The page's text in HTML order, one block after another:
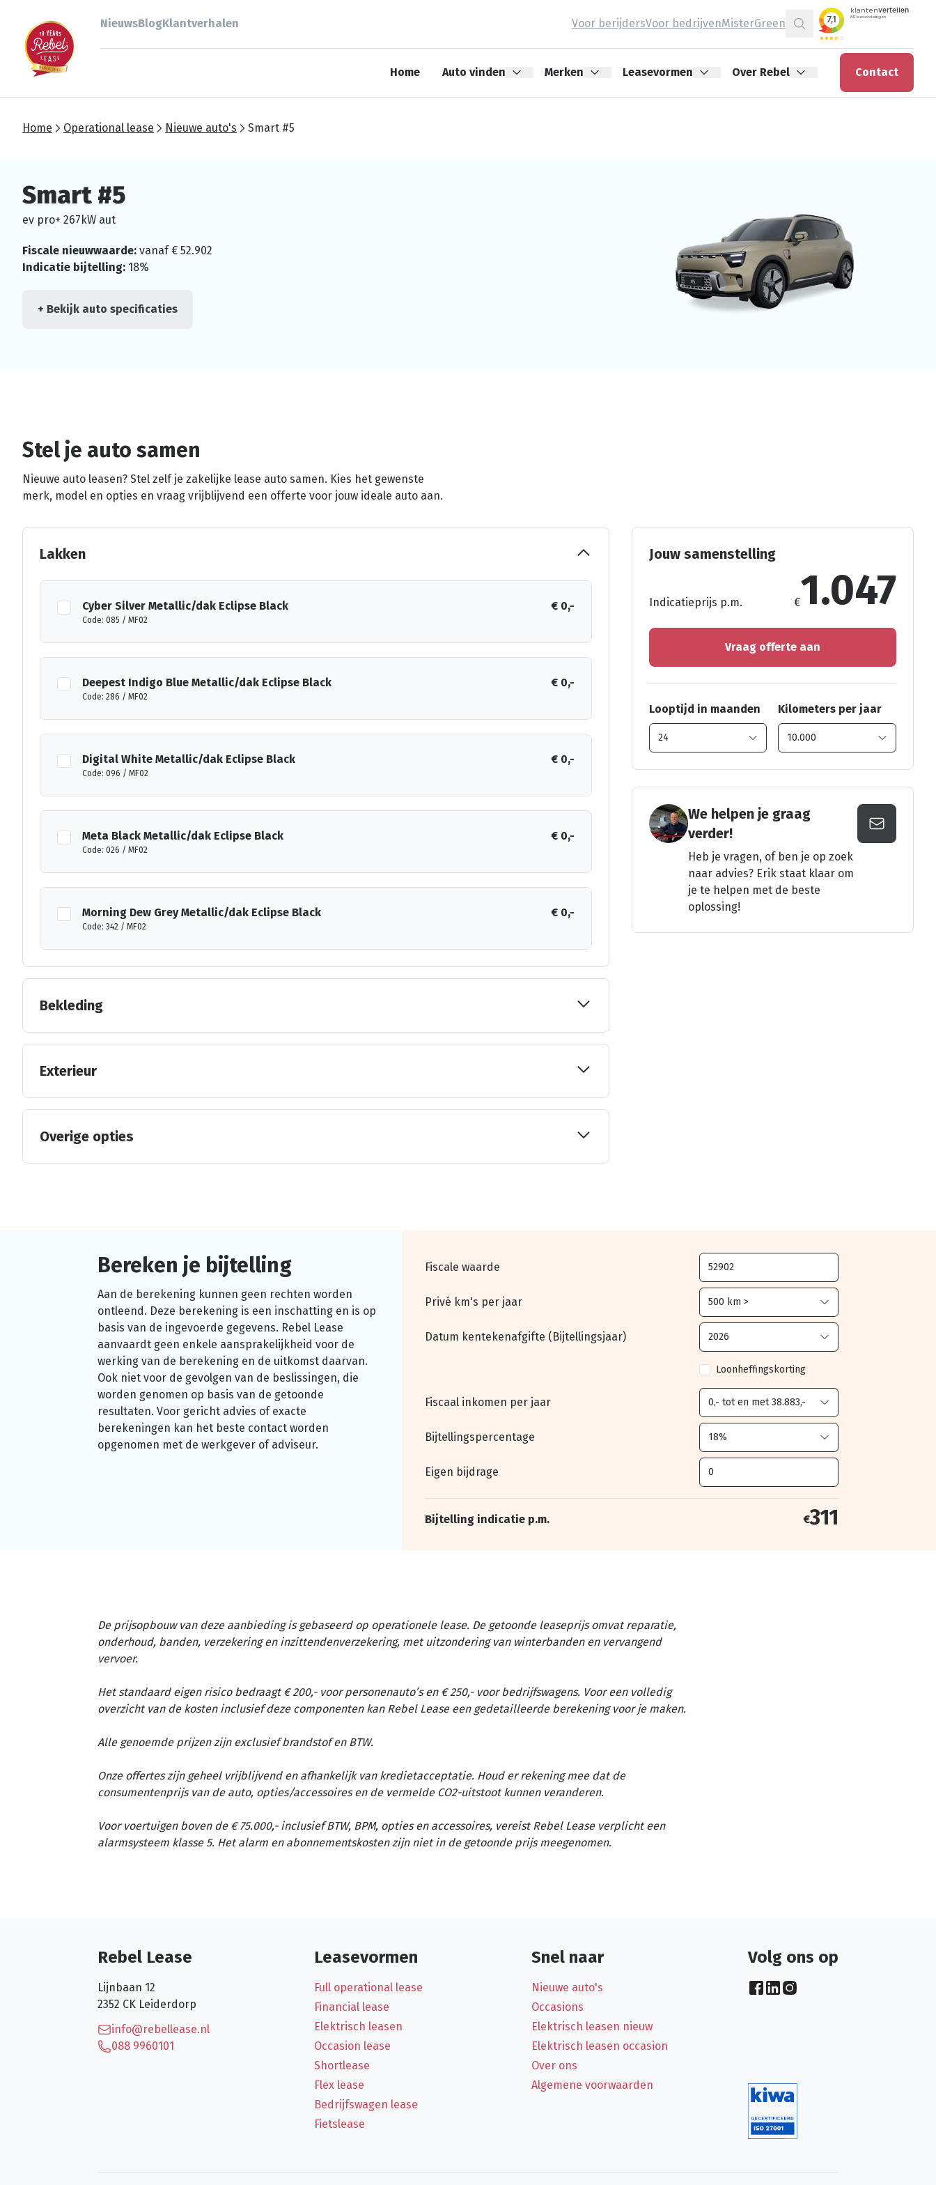
NieuwsBlogKlantverhalen Voor berijdersVoor bedrijvenMisterGreen
Zoeken
Home Auto vinden Merken Leasevormen Over Rebel Contact
Home Operational lease Nieuwe auto's Smart #5
Smart #5
ev pro+ 267kW aut
Fiscale nieuwwaarde: vanaf € 52.902
Indicatie bijtelling: 18%
+ Bekijk auto specificaties
Stel je auto samen
Nieuwe auto leasen? Stel zelf je zakelijke lease auto samen. Kies het gewenste
merk, model en opties en vraag vrijblijvend een offerte voor jouw ideale auto aan.
Lakken
Cyber Silver Metallic/dak Eclipse Black
Code: 085 / MF02
€ 0,-
Deepest Indigo Blue Metallic/dak Eclipse Black
Code: 286 / MF02
€ 0,-
Digital White Metallic/dak Eclipse Black
Code: 096 / MF02
€ 0,-
Meta Black Metallic/dak Eclipse Black
Code: 026 / MF02
€ 0,-
Morning Dew Grey Metallic/dak Eclipse Black
Code: 342 / MF02
€ 0,-
Bekleding
Exterieur
Overige opties
Jouw samenstelling
Indicatieprijs p.m. €1.047
Vraag offerte aan
Looptijd in maanden Kilometers per jaar
We helpen je graag
verder!
Heb je vragen, of ben je op zoek
naar advies? Erik staat klaar om
je te helpen met de beste
oplossing!
Bereken je bijtelling
Aan de berekening kunnen geen rechten worden
ontleend. Deze berekening is een inschatting en is op
basis van de ingevoerde gegevens. Rebel Lease
aanvaardt geen enkele aansprakelijkheid voor de
werking van de berekening en de uitkomst daarvan.
Ook niet voor de gevolgen van de beslissingen, die
worden genomen op basis van de getoonde
resultaten. Voor gericht advies of exacte
berekeningen kan het beste contact worden
opgenomen met de werkgever of adviseur.
Fiscale waarde
Privé km's per jaar
Datum kentekenafgifte (Bijtellingsjaar)
Loonheffingskorting
Fiscaal inkomen per jaar
Bijtellingspercentage
Eigen bijdrage
Bijtelling indicatie p.m. €311
De prijsopbouw van deze aanbieding is gebaseerd op operationele lease. De getoonde leaseprijs omvat reparatie,
onderhoud, banden, verzekering en inzittendenverzekering, met uitzondering van winterbanden en vervangend
vervoer.
Het standaard eigen risico bedraagt € 200,- voor personenauto’s en € 250,- voor bedrijfswagens. Voor een volledig
overzicht van de kosten inclusief deze componenten kan Rebel Lease een gedetailleerde berekening voor je maken.
Alle genoemde prijzen zijn exclusief brandstof en BTW.
Onze offertes zijn geheel vrijblijvend en afhankelijk van kredietacceptatie. Houd er rekening mee dat de
consumentenprijs van de auto, opties/accessoires en de vermelde CO2-uitstoot kunnen veranderen.
Voor voertuigen boven de € 75.000,- inclusief BTW, BPM, opties en accessoires, vereist Rebel Lease verplicht een
alarmsysteem klasse 5. Het alarm en abonnementskosten zijn niet in de getoonde prijs meegenomen.
Rebel Lease
Lijnbaan 12
2352 CK Leiderdorp
info@rebellease.nl
088 9960101
Leasevormen
Full operational lease
Financial lease
Elektrisch leasen
Occasion lease
Shortlease
Flex lease
Bedrijfswagen lease
Fietslease
Snel naar
Nieuwe auto's
Occasions
Elektrisch leasen nieuw
Elektrisch leasen occasion
Over ons
Algemene voorwaarden
Volg ons op